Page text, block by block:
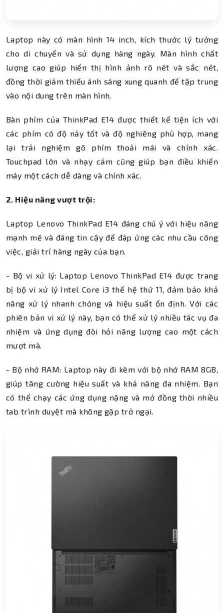
Laptop này có màn hình 14 inch, kích thước lý tưởng
cho di chuyển và sử dụng hàng ngày. Màn hình chất
lượng cao giúp hiển thị hình ảnh rõ nét và sắc nét,
đồng thời giảm thiểu ánh sáng xung quanh để tập trung
vào nội dung trên màn hình.
Bàn phím của ThinkPad E14 được thiết kế tiện ích với
các phím có độ nảy tốt và độ nghiêng phù hợp, mang
lại trải nghiệm gõ phím thoải mái và chính xác.
Touchpad lớn và nhạy cảm cũng giúp bạn điều khiển
máy một cách dễ dàng và chính xác.
2. Hiệu năng vượt trội:
Laptop Lenovo ThinkPad E14 đáng chú ý với hiệu năng
mạnh mẽ và đáng tin cậy để đáp ứng các nhu cầu công
việc, giải trí hàng ngày của bạn.
- Bộ vi xử lý: Laptop Lenovo ThinkPad E14 được trang
bị bộ vi xử lý Intel Core i3 thế hệ thứ 11, đảm bảo khả
năng xử lý nhanh chóng và hiệu suất ổn định. Với các
phiên bản vi xử lý này, bạn có thể xử lý nhiều tác vụ đa
nhiệm và ứng dụng đòi hỏi năng lượng cao một cách
mượt mà.
- Bộ nhớ RAM: Laptop này đi kèm với bộ nhớ RAM 8GB,
giúp tăng cường hiệu suất và khả năng đa nhiệm. Bạn
có thể chạy các ứng dụng nặng và mở đồng thời nhiều
tab trình duyệt mà không gặp trở ngại.